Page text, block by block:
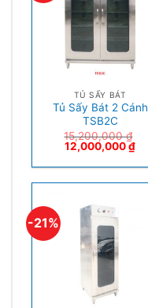
TỦ SẤY BÁT
Tủ Sấy Bát 2 Cánh
TSB2C
15,200,000₫
12,000,000₫
-21%